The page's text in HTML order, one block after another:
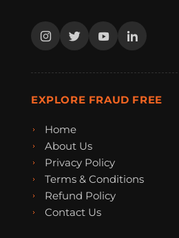
EXPLORE FRAUD FREE
Home
About Us
Privacy Policy
Terms & Conditions
Refund Policy
Contact Us